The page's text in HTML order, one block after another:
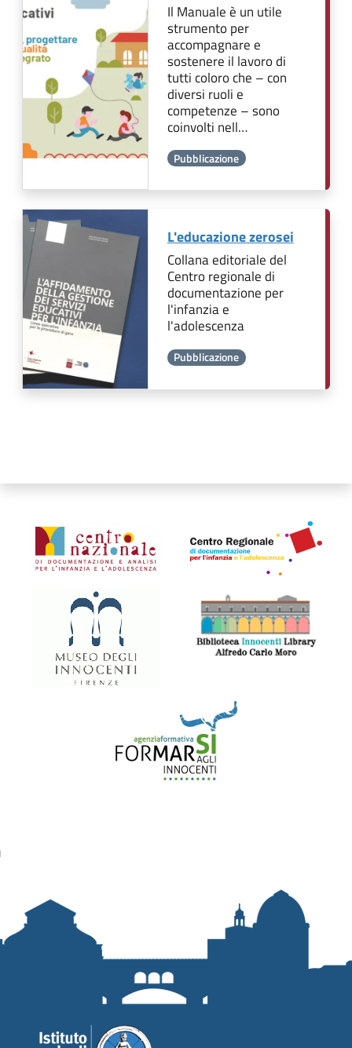
Il Manuale è un utile
strumento per
accompagnare e
sostenere il lavoro di
tutti coloro che – con
diversi ruoli e
competenze – sono
coinvolti nell…
Pubblicazione
L'educazione zerosei
Collana editoriale del
Centro regionale di
documentazione per
l'infanzia e
l'adolescenza
Pubblicazione
Organismi collegati